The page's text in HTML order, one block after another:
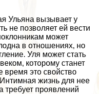
Ульяна вызывает у
не позволяет ей вести
может
в отношениях, но
Уля может стать
которому станет
время это свойство
жизнь для нее
требует проявлений